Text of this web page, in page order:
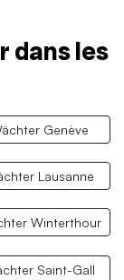
dans les
Genève
Lausanne
Winterthour
Saint-Gall